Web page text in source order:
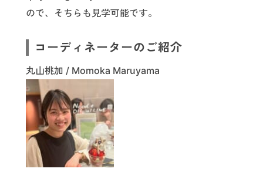
ので、そちらも見学可能です。
コーディネーターのご紹介
丸山桃加 / Momoka Maruyama